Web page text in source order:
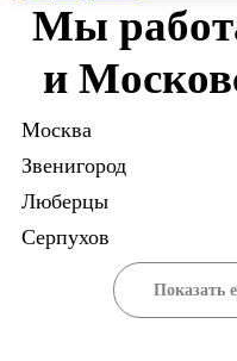
Мы
и
Москва
Звенигород
Люберцы
Серпухов
Показать